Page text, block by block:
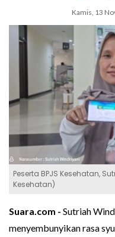
Kamis, 13
Peserta BPJS Kesehatan,
Kesehatan)
Suara.com - Sutriah
menyembunyikan rasa